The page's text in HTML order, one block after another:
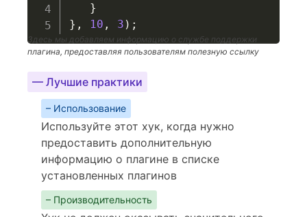
}
} , 10 , 3 ) ;
Здесь мы добавляем информацию о службе поддержки
плагина, предоставляя пользователям полезную ссылку
— Лучшие практики
– Использование
Используйте этот хук, когда нужно
предоставить дополнительную
информацию о плагине в списке
установленных плагинов
– Производительность